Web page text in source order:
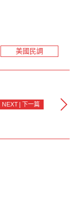
美國民調
NEXT | 下一篇